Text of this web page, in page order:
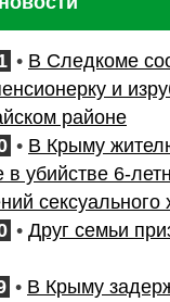
• В Следкоме
и
районе
• В Крыму
в убийстве 6-
сексуального
• Друг семьи
• В Крыму